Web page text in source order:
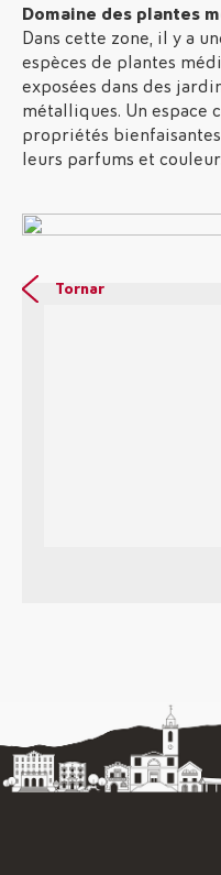
Domaine des plantes
Dans cette zone, il y a
espèces de plantes
exposées dans des
métalliques. Un espace
propriétés
leurs parfums et
Tornar